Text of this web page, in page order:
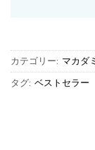
カテゴリー: マカダ
タグ: ベストセラー